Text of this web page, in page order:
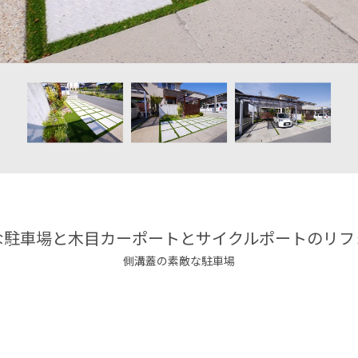
車場と木目カーポートとサイクルポートのリ
側溝蓋の素敵な駐車場